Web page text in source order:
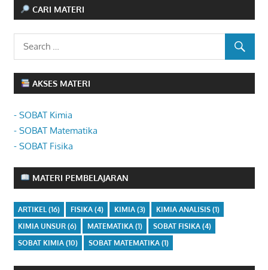
CARI MATERI
AKSES MATERI
- SOBAT Kimia
- SOBAT Matematika
- SOBAT Fisika
MATERI PEMBELAJARAN
ARTIKEL (16) FISIKA(4) KIMIA(3) KIMIA ANALISIS(1)
KIMIA UNSUR(6) MATEMATIKA(1) SOBAT FISIKA(4)
SOBAT KIMIA(10) SOBAT MATEMATIKA(1)